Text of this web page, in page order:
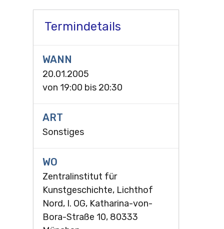
Termindetails
WANN
20.01.2005
von 19:00 bis 20:30
ART
Sonstiges
WO
Zentralinstitut für
Kunstgeschichte, Lichthof
Nord, I. OG, Katharina-von-
Bora-Straße 10, 80333